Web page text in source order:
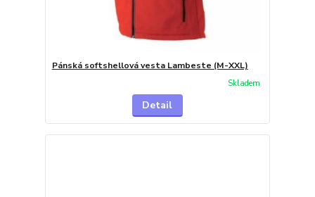
Pánská softshellová vesta Lambeste (M-XXL)
Skladem
Detail